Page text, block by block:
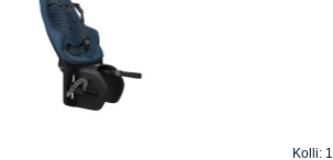
Kolli: 1